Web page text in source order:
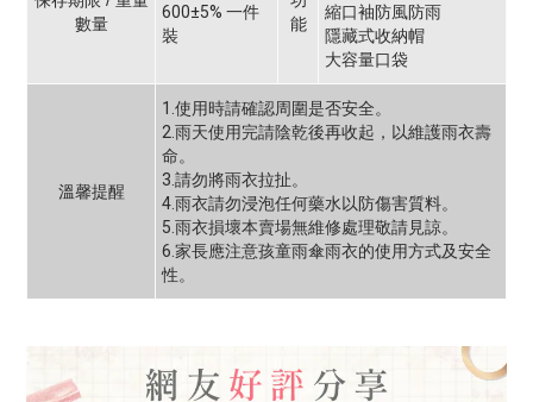
數量
600±5% 一件
裝
能
縮口袖防風防雨
隱藏式收納帽
大容量口袋
溫馨提醒
1.使用時請確認周圍是否安全。
2.雨天使用完請陰乾後再收起，以維護雨衣壽
命。
3.請勿將雨衣拉扯。
4.雨衣請勿浸泡任何藥水以防傷害質料。
5.雨衣損壞本賣場無維修處理敬請見諒。
6.家長應注意孩童雨傘雨衣的使用方式及安全
性。